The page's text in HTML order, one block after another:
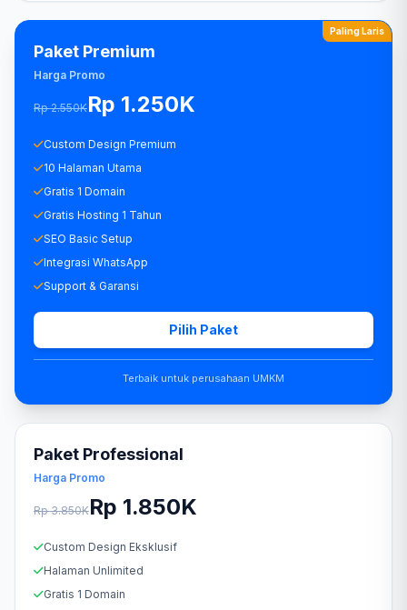
Paling Laris
Paket Premium
Harga Promo
Rp 2.550KRp 1.250K
Custom Design Premium
10 Halaman Utama
Gratis 1 Domain
Gratis Hosting 1 Tahun
SEO Basic Setup
Integrasi WhatsApp
Support & Garansi
Pilih Paket
Terbaik untuk perusahaan UMKM
Paket Professional
Harga Promo
Rp 3.850KRp 1.850K
Custom Design Eksklusif
Halaman Unlimited
Gratis 1 Domain